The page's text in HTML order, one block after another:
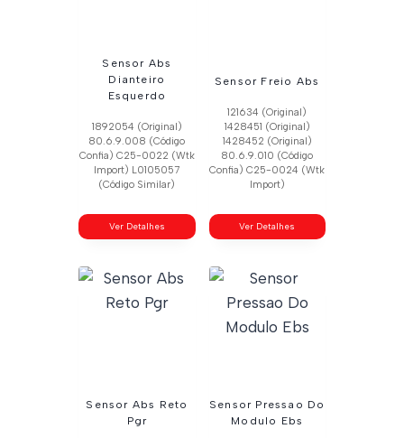
Sensor Abs
Dianteiro
Esquerdo
1892054 (Original)
80.6.9.008 (Código
Confia) C25-0022 (Wtk
Import) L0105057
(Código Similar)
Ver Detalhes
Sensor Freio Abs
121634 (Original)
1428451 (Original)
1428452 (Original)
80.6.9.010 (Código
Confia) C25-0024 (Wtk
Import)
Ver Detalhes
Sensor Abs Reto
Pgr
Sensor Pressao Do
Modulo Ebs